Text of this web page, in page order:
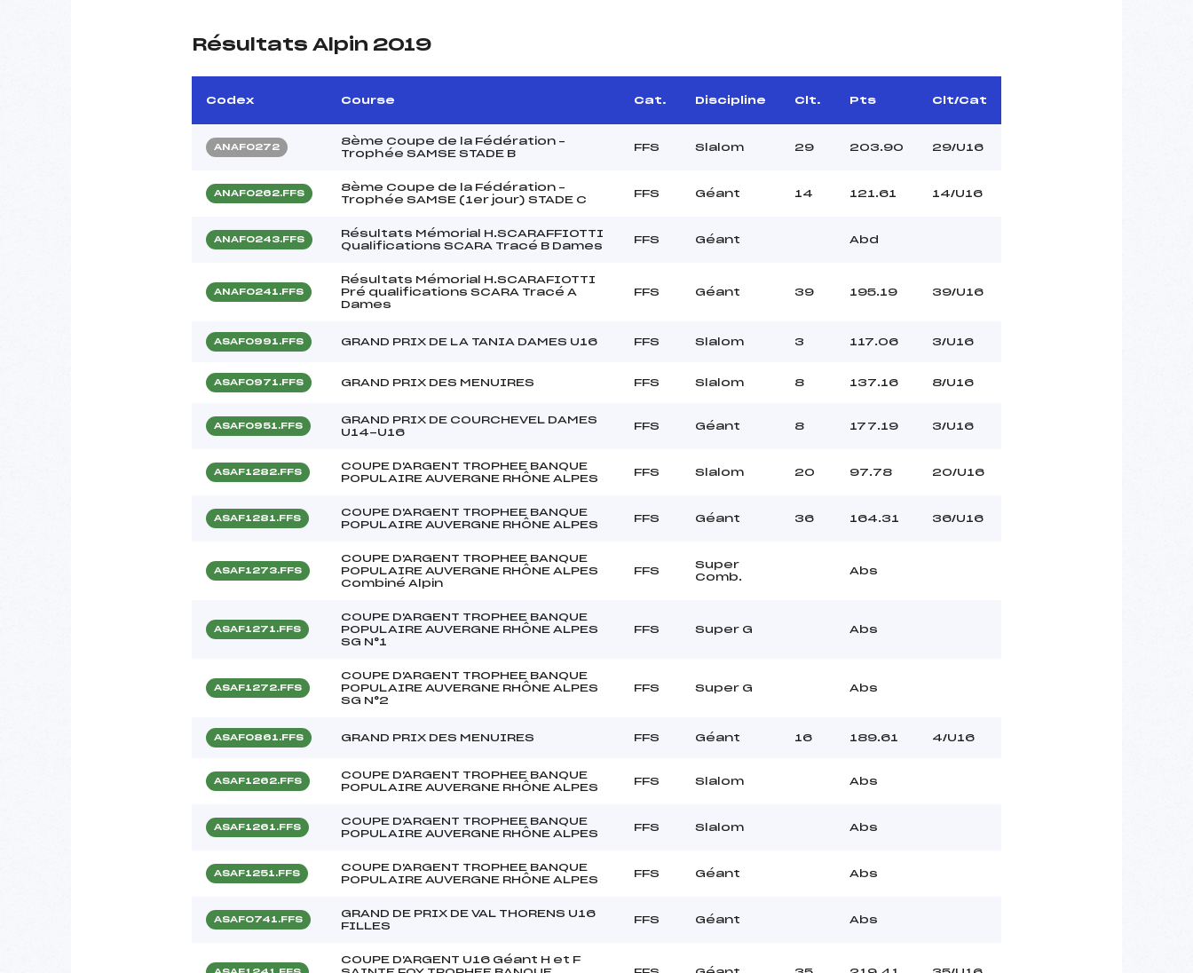
Résultats Alpin 2019
Codex Course Cat. Discipline Clt. Pts Clt/Cat
ANAF0272
8ème Coupe de la Fédération –
Trophée SAMSE STADE B
FFS Slalom 29 203.90 29/U16
ANAF0262.FFS
8ème Coupe de la Fédération –
Trophée SAMSE (1er jour) STADE C
FFS Géant 14 121.61 14/U16
ANAF0243.FFS
Résultats Mémorial H.SCARAFFIOTTI
Qualifications SCARA Tracé B Dames
FFS Géant Abd
ANAF0241.FFS
Résultats Mémorial H.SCARAFIOTTI
Pré qualifications SCARA Tracé A
Dames
FFS Géant 39 195.19 39/U16
ASAF0991.FFS GRAND PRIX DE LA TANIA DAMES U16 FFS Slalom 3 117.06 3/U16
ASAF0971.FFS GRAND PRIX DES MENUIRES FFS Slalom 8 137.16 8/U16
ASAF0951.FFS
GRAND PRIX DE COURCHEVEL DAMES
U14-U16
FFS Géant 8 177.19 3/U16
ASAF1282.FFS
COUPE D'ARGENT TROPHEE BANQUE
POPULAIRE AUVERGNE RHÔNE ALPES
FFS Slalom 20 97.78 20/U16
ASAF1281.FFS
COUPE D'ARGENT TROPHEE BANQUE
POPULAIRE AUVERGNE RHÔNE ALPES
FFS Géant 36 164.31 36/U16
ASAF1273.FFS
COUPE D'ARGENT TROPHEE BANQUE
POPULAIRE AUVERGNE RHÔNE ALPES
Combiné Alpin
FFS
Super
Comb.
Abs
ASAF1271.FFS
COUPE D'ARGENT TROPHEE BANQUE
POPULAIRE AUVERGNE RHÔNE ALPES
SG N°1
FFS Super G Abs
ASAF1272.FFS
COUPE D'ARGENT TROPHEE BANQUE
POPULAIRE AUVERGNE RHÔNE ALPES
SG N°2
FFS Super G Abs
ASAF0861.FFS GRAND PRIX DES MENUIRES FFS Géant 16 189.61 4/U16
ASAF1262.FFS
COUPE D'ARGENT TROPHEE BANQUE
POPULAIRE AUVERGNE RHÔNE ALPES
FFS Slalom Abs
ASAF1261.FFS
COUPE D'ARGENT TROPHEE BANQUE
POPULAIRE AUVERGNE RHÔNE ALPES
FFS Slalom Abs
ASAF1251.FFS
COUPE D'ARGENT TROPHEE BANQUE
POPULAIRE AUVERGNE RHÔNE ALPES
FFS Géant Abs
ASAF0741.FFS
GRAND DE PRIX DE VAL THORENS U16
FILLES
FFS Géant Abs
COUPE D'ARGENT U16 Géant H et F